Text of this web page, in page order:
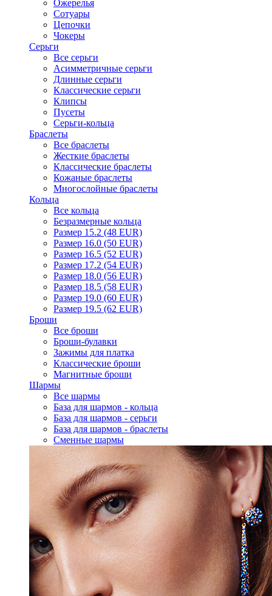
Ожерелья
Сотуары
Цепочки
Чокеры
Серьги
Все серьги
Асимметричные серьги
Длинные серьги
Классические серьги
Клипсы
Пусеты
Серьги-кольца
Браслеты
Все браслеты
Жесткие браслеты
Классические браслеты
Кожаные браслеты
Многослойные браслеты
Кольца
Все кольца
Безразмерные кольца
Размер 15.2 (48 EUR)
Размер 16.0 (50 EUR)
Размер 16.5 (52 EUR)
Размер 17.2 (54 EUR)
Размер 18.0 (56 EUR)
Размер 18.5 (58 EUR)
Размер 19.0 (60 EUR)
Размер 19.5 (62 EUR)
Броши
Все броши
Броши-булавки
Зажимы для платка
Классические броши
Магнитные броши
Шармы
Все шармы
База для шармов - кольца
База для шармов - серьги
База для шармов - браслеты
Сменные шармы